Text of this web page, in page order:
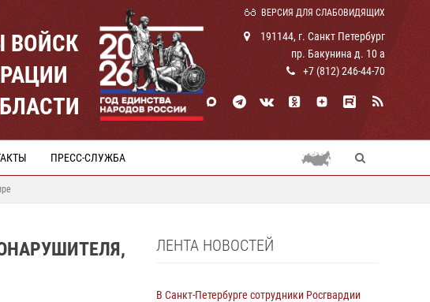
ВЕРСИЯ ДЛЯ СЛАБОВИДЯЩИХ
ВОЙСК
191144, г. Санкт Петербург
пр. Бакунина д. 10 а
+7 (812) 246-44-70
ПРЕСС-СЛУЖБА
ЛЕНТА НОВОСТЕЙ
В Санкт-Петербурге сотрудники Росгвардии